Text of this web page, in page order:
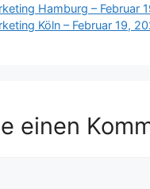
Hamburg – Februar
Köln – Februar 19,
einen